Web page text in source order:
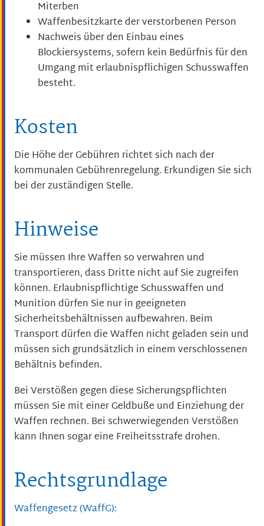
Miterben
Waffenbesitzkarte der verstorbenen Person
Nachweis über den Einbau eines
Blockiersystems, sofern kein Bedürfnis für den
Umgang mit erlaubnispflichigen Schusswaffen
besteht.
Kosten
Die Höhe der Gebühren richtet sich nach der
kommunalen Gebührenregelung. Erkundigen Sie sich
bei der zuständigen Stelle.
Hinweise
Sie müssen Ihre Waffen so verwahren und
transportieren, dass Dritte nicht auf Sie zugreifen
können. Erlaubnispflichtige Schusswaffen und
Munition dürfen Sie nur in geeigneten
Sicherheitsbehältnissen aufbewahren. Beim
Transport dürfen die Waffen nicht geladen sein und
müssen sich grundsätzlich in einem verschlossenen
Behältnis befinden.
Bei Verstößen gegen diese Sicherungspflichten
müssen Sie mit einer Geldbuße und Einziehung der
Waffen rechnen. Bei schwerwiegenden Verstößen
kann Ihnen sogar eine Freiheitsstrafe drohen.
Rechtsgrundlage
Waffengesetz (WaffG):